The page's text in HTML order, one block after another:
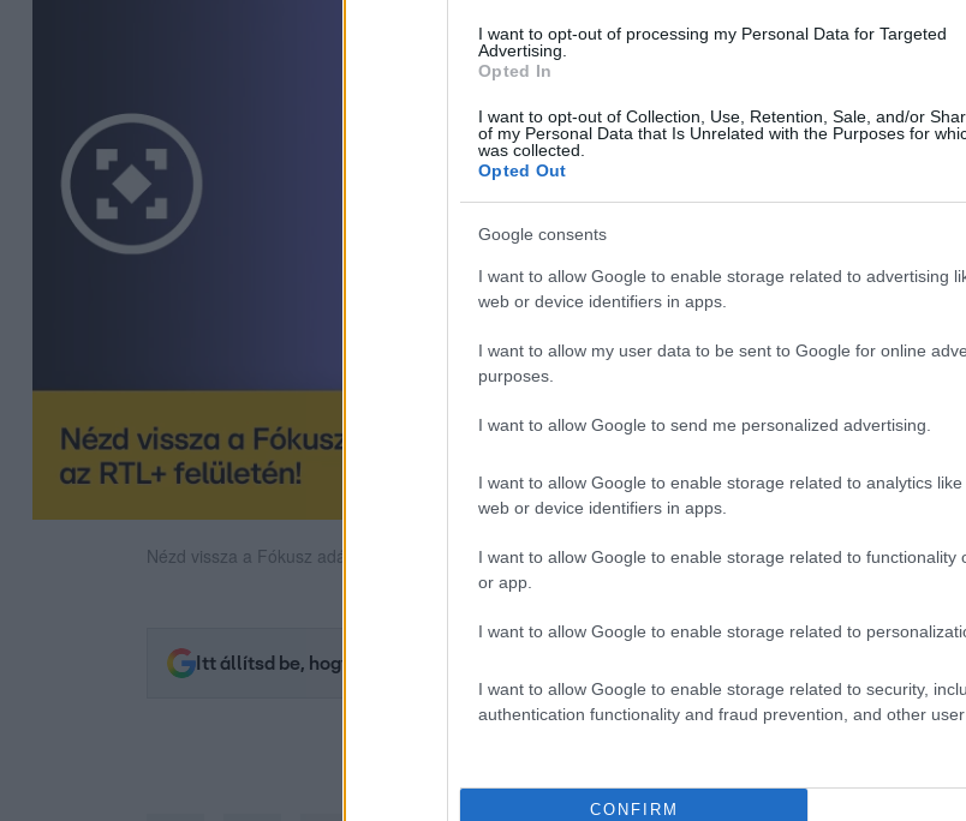
I want to opt-out of processing my Personal Data for Targeted
Advertising.
Opted In
I want to opt-out of Collection, Use, Retention, Sale, and/or
of my Personal Data that Is Unrelated with the Purposes for
was collected.
Opted Out
Google consents
I want to allow Google to enable storage related to advertising
web or device identifiers in apps.
I want to allow my user data to be sent to Google for online
purposes.
I want to allow Google to send me personalized advertising.
I want to allow Google to enable storage related to analytics
web or device identifiers in apps.
I want to allow Google to enable storage related to functionality
or app.
I want to allow Google to enable storage related to
I want to allow Google to enable storage related to security,
authentication functionality and fraud prevention, and other user
CONFIRM
Nézd vissza a Fókusz adásait az RTL+-on!
Itt állítsd be, hogy az RTL.hu az elsők között legyen a Google-találatokban!